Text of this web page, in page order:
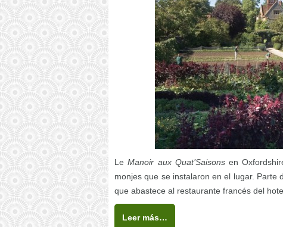
Le Manoir aux Quat’Saisonsen
monjes que se instalaron en el lugar.
que abastece al restaurante francés del
Leer más…